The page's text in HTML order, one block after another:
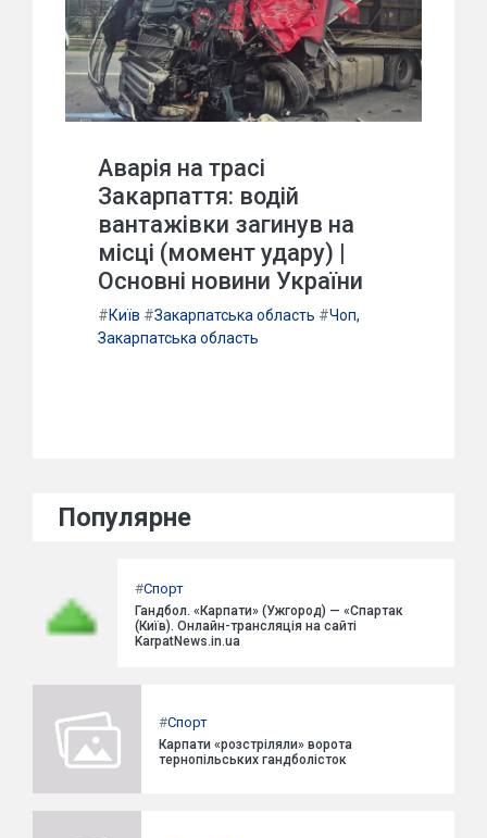
Аварія на трасі
Закарпаття: водій
вантажівки загинув на
місці (момент удару) |
Основні новини України
#Київ #Закарпатська область #Чоп,
Закарпатська область
Популярне
#Спорт
Гандбол. «Карпати» (Ужгород) — «Спартак
(Київ). Онлайн-трансляція на сайті
KarpatNews.in.ua
#Спорт
Карпати «розстріляли» ворота
тернопільських гандболісток